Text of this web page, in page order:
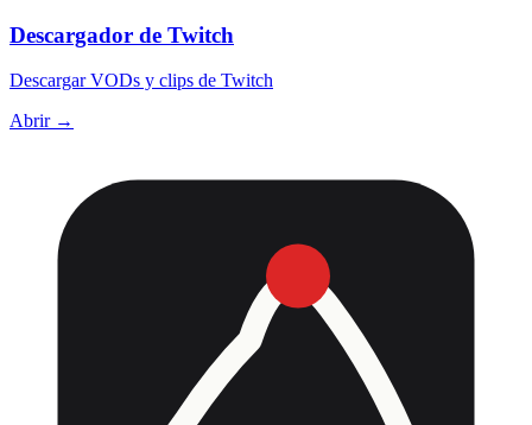
Descargador de Twitch
Descargar VODs y clips de Twitch
Abrir →